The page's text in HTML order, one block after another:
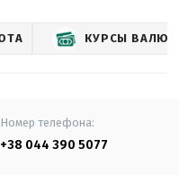
КУРСЫ ВАЛЮТ
Номер телефона:
+38 044 390 5077